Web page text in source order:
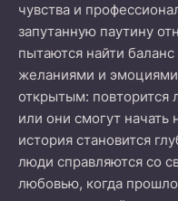
чувства и
запутанную паутину
пытаются найти
желаниями и
открытым: повторится
или они смогут начать
история становится
люди справляются со
любовью, когда